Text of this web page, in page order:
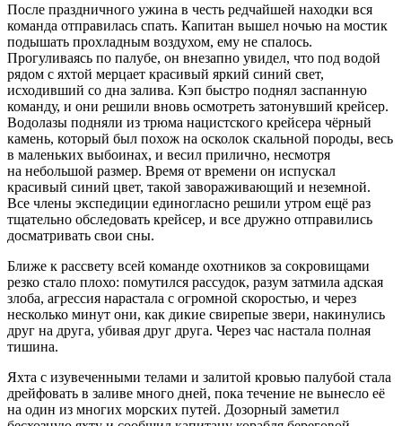
После праздничного ужина в честь редчайшей находки вся
команда отправилась спать. Капитан вышел ночью на мостик
подышать прохладным воздухом, ему не спалось.
Прогуливаясь по палубе, он внезапно увидел, что под водой
рядом с яхтой мерцает красивый яркий синий свет,
исходивший со дна залива. Кэп быстро поднял заспанную
команду, и они решили вновь осмотреть затонувший крейсер.
Водолазы подняли из трюма нацистского крейсера чёрный
камень, который был похож на осколок скальной породы, весь
в маленьких выбоинах, и весил прилично, несмотря
на небольшой размер. Время от времени он испускал
красивый синий цвет, такой завораживающий и неземной.
Все члены экспедиции единогласно решили утром ещё раз
тщательно обследовать крейсер, и все дружно отправились
досматривать свои сны.
Ближе к рассвету всей команде охотников за сокровищами
резко стало плохо: помутился рассудок, разум затмила адская
злоба, агрессия нарастала с огромной скоростью, и через
несколько минут они, как дикие свирепые звери, накинулись
друг на друга, убивая друг друга. Через час настала полная
тишина.
Яхта с изувеченными телами и залитой кровью палубой стала
дрейфовать в заливе много дней, пока течение не вынесло её
на один из многих морских путей. Дозорный заметил